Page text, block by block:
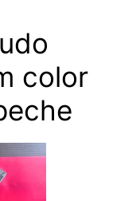
color